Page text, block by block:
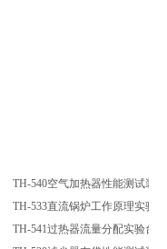
TH-540空气加热器性能测试装置
TH-533直流锅炉工作原理实验台
TH-541过热器流量分配实验台